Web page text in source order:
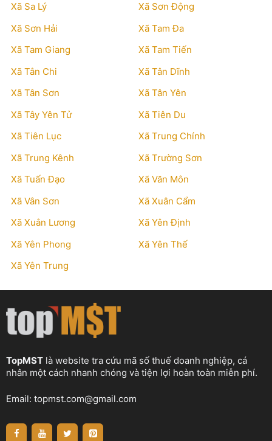
Xã Sa Lý
Xã Sơn Động
Xã Sơn Hải
Xã Tam Đa
Xã Tam Giang
Xã Tam Tiến
Xã Tân Chi
Xã Tân Dĩnh
Xã Tân Sơn
Xã Tân Yên
Xã Tây Yên Tử
Xã Tiên Du
Xã Tiên Lục
Xã Trung Chính
Xã Trung Kênh
Xã Trường Sơn
Xã Tuấn Đạo
Xã Văn Môn
Xã Vân Sơn
Xã Xuân Cẩm
Xã Xuân Lương
Xã Yên Định
Xã Yên Phong
Xã Yên Thế
Xã Yên Trung
TopMST là website tra cứu mã số thuế doanh nghiệp, cá
nhân một cách nhanh chóng và tiện lợi hoàn toàn miễn phí.
Email: topmst.com@gmail.com